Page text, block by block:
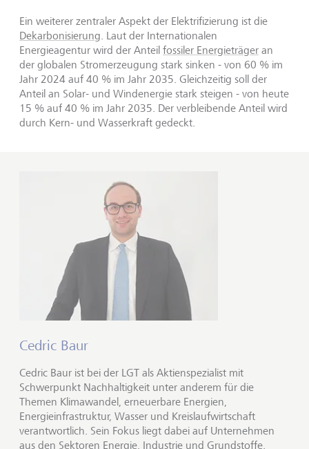
Ein weiterer zentraler Aspekt der Elektrifizierung ist die
Dekarbonisierung . Laut der Internationalen
Energieagentur wird der Anteil fossiler Energieträger an
der globalen Stromerzeugung stark sinken - von 60 % im
Jahr 2024 auf 40 % im Jahr 2035. Gleichzeitig soll der
Anteil an Solar- und Windenergie stark steigen - von heute
15 % auf 40 % im Jahr 2035. Der verbleibende Anteil wird
durch Kern- und Wasserkraft gedeckt.
Cedric Baur
Cedric Baur ist bei der LGT als Aktienspezialist mit
Schwerpunkt Nachhaltigkeit unter anderem für die
Themen Klimawandel, erneuerbare Energien,
Energieinfrastruktur, Wasser und Kreislaufwirtschaft
verantwortlich. Sein Fokus liegt dabei auf Unternehmen
aus den Sektoren Energie, Industrie und Grundstoffe.